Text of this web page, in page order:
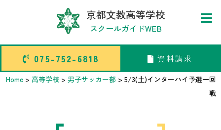
075-752-6818 資料請求
京都文教高等学校
スクールガイドWEB
075-752-6818 資料請求
Home > 高等学校 > 男子サッカー部 > 5/3(土)インターハイ予選一回
戦